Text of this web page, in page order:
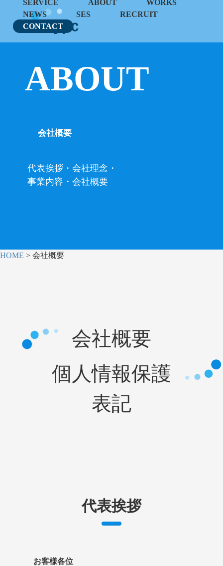
SERVICE ABOUT
WORKS
NEWS
SES
RECRUIT
CONTACT
ABOUT
会社概要
代表挨拶・ 会社理念・
事業内容・ 会社概要
HOME > 会社概要
会社概要
個人情報保護
表記
代表挨拶
お客様各位